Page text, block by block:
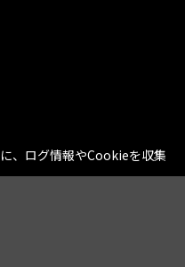
、ログ情報やCookieを収集